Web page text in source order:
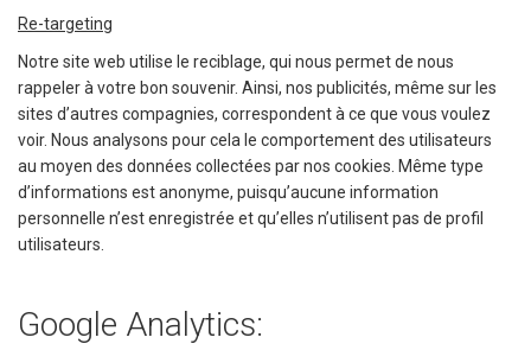
Re-targeting
Notre site web utilise le reciblage, qui nous permet de nous
rappeler à votre bon souvenir. Ainsi, nos publicités, même sur les
sites d’autres compagnies, correspondent à ce que vous voulez
voir. Nous analysons pour cela le comportement des utilisateurs
au moyen des données collectées par nos cookies. Même type
d’informations est anonyme, puisqu’aucune information
personnelle n’est enregistrée et qu’elles n’utilisent pas de profil
utilisateurs.
Google Analytics: